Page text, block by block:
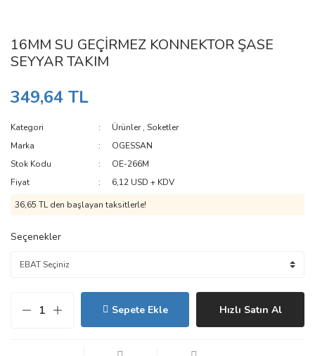
16MM SU GEÇİRMEZ KONNEKTOR ŞASE
SEYYAR TAKIM
349,64 TL
Kategori Ürünler,Soketler
Marka
OGESSAN
Stok Kodu
OE-266M
Fiyat
6,12 USD + KDV
36,65 TL den başlayan taksitlerle!
Seçenekler
Sepete Ekle Hızlı Satın Al